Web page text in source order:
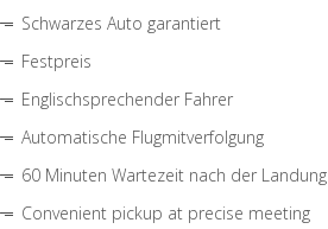
Schwarzes Auto garantiert
Festpreis
Englischsprechender Fahrer
Automatische Flugmitverfolgung
60 Minuten Wartezeit nach der Landung
Convenient pickup at precise meeting